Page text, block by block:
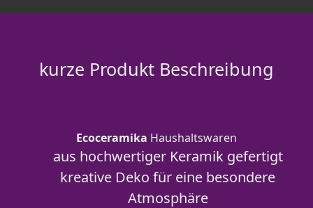
kurze Produkt Beschreibung
Ecoceramika Haushaltswaren
aus hochwertiger Keramik gefertigt
kreative Deko für eine besondere
Atmosphäre